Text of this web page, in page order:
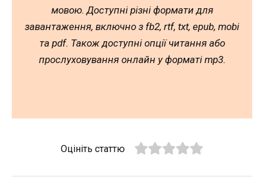
мовою. Доступні різні формати для
завантаження, включно з fb2, rtf, txt, epub, mobi
та pdf. Також доступні опції читання або
прослуховування онлайн у форматі mp3.
Оцініть статтю